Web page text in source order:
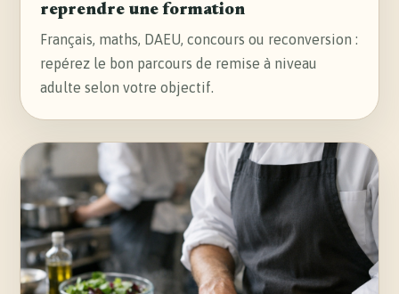
reprendre une formation
Français, maths, DAEU, concours ou reconversion :
repérez le bon parcours de remise à niveau
adulte selon votre objectif.